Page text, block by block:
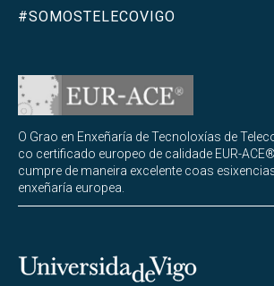
#SOMOSTELECOVIGO
O Grao en Enxeñaría de Tecnoloxías de
co certificado europeo de calidade EUR-
cumpre de maneira excelente coas
enxeñaría europea.
Universidade de Vigo